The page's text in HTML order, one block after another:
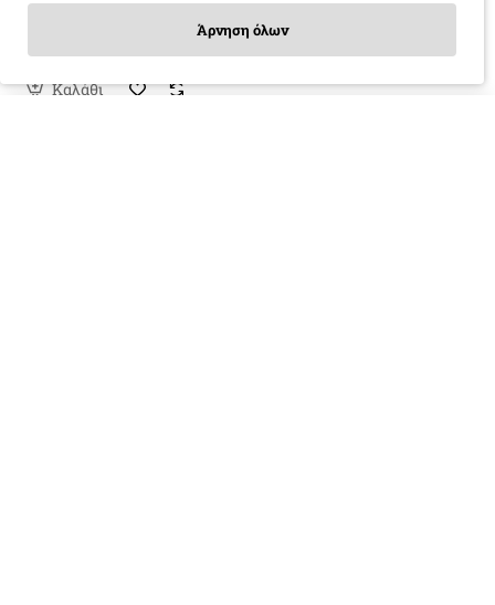
Μπρούτζινους Διασπορείς
499,00€
Καλάθι
Product Filter
Άρνηση όλων